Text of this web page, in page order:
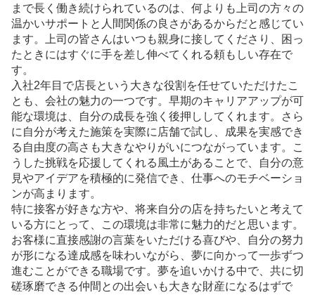
まで長く働き続けられているのは、何よりも上司の方々の
温かいサポートと人間関係の良さがあるからだと感じてい
ます。上司の皆さんはいつも親身に接してくださり、困っ
たときにはすぐに手を差し伸べてくれる頼もしい存在で
す。
入社2年目で店長という大きな役割を任せていただけたこ
とも、会社の魅力の一つです。早期のキャリアアップが可
能な環境は、自分の成長を強く後押ししてくれます。さら
に自分が考えた施策を実際に店舗で試し、成果を実感でき
る自由度の高さも大きなやりがいにつながっています。こ
うした挑戦を応援してくれる風土があることで、自分の意
見やアイデアを積極的に発信でき、仕事へのモチベーショ
ンが高まります。
特に接客が好きな方や、将来自分の店を持ちたいと考えて
いる方にとって、この環境は非常に魅力的だと思います。
お客様に直接感謝の言葉をいただける喜びや、自分の努力
が形になる達成感を味わいながら、夢に向かって一歩ずつ
進むことができる職場です。夢を追いかける中で、共に切
磋琢磨できる仲間との出会いも大きな財産になるはずで